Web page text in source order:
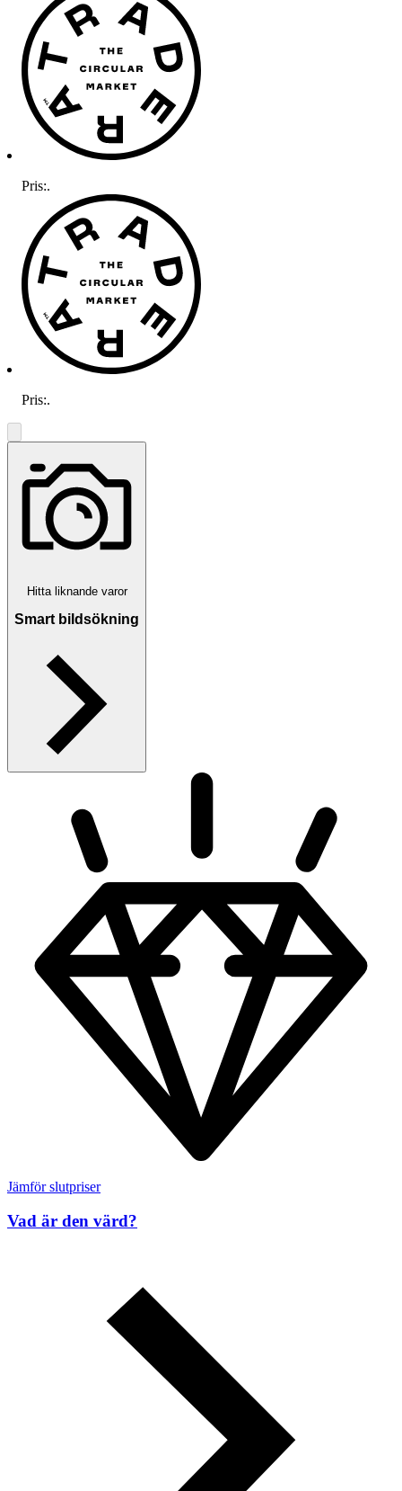
Pris:.
Pris:.
Hitta liknande varor
Smart bildsökning
Jämför slutpriser
Vad är den värd?